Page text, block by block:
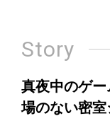
Story
真夜中のゲ
場のない密